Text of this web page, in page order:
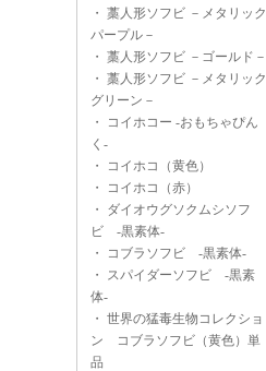
・ 藁人形ソフビ －メタリック
パープル－
・ 藁人形ソフビ －ゴールド－
・ 藁人形ソフビ －メタリック
グリーン－
・
コイホコー -おもちゃぴん
く-
・
コイホコ（黄色）
・
コイホコ（赤）
・ ダイオウグソクムシソフ
ビ -黒素体-
・
コブラソフビ -黒素体-
・ スパイダーソフビ -黒素
体-
・ 世界の猛毒生物コレクショ
ン コブラソフビ（黄色）単
品